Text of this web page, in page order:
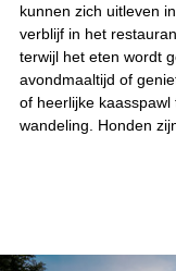
kunnen zich uitleven
verblijf in het
terwijl het eten wordt
avondmaaltijd of
of heerlijke
wandeling. Honden